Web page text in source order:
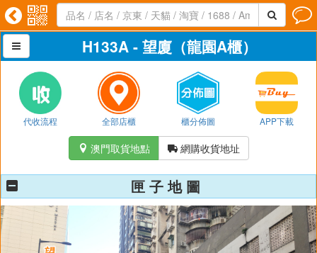
   
 H133A - 望廈（龍園A櫃）
代收流程 全部店櫃 櫃分佈圖 APP下載
 澳門取貨地點 網購收貨地址
匣 子 地 圖